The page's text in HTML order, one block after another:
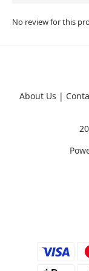
No review for this
About Us |